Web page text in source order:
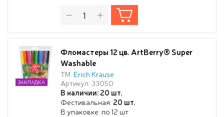
Фломастеры 12 цв. ArtBerry® Super
Washable
ТМ: Erich Krause
Артикул: 33050
В наличии: 20 шт.
Фестивальная: 20 шт.
В упаковке: по 12 шт
ЗАКЛАДКА